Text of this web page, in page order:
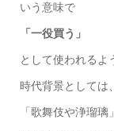
いう意味で
「一役買う」
として使われるよ
時代背景としては、
「歌舞伎や浄瑠璃」